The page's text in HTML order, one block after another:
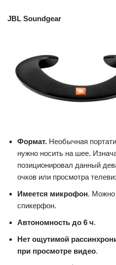
JBL Soundgear
Формат. Необычная
нужно носить на шее.
позиционировал данный
очков или просмотра
Имеется микрофон. Можно
спикерфон.
Автономность до 6 ч.
Нет ощутимой
при просмотре видео.